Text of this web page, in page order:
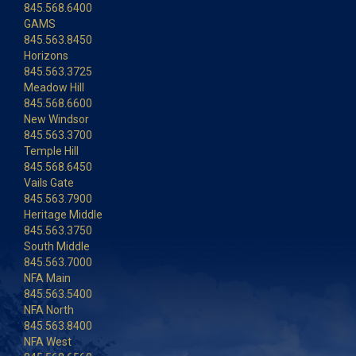
845.568.6400
GAMS
845.563.8450
Horizons
845.563.3725
Meadow Hill
845.568.6600
New Windsor
845.563.3700
Temple Hill
845.568.6450
Vails Gate
845.563.7900
Heritage Middle
845.563.3750
South Middle
845.563.7000
NFA Main
845.563.5400
NFA North
845.563.8400
NFA West